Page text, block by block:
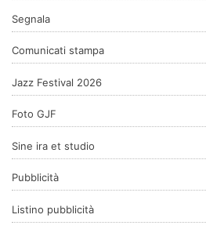
Segnala
Comunicati stampa
Jazz Festival 2026
Foto GJF
Sine ira et studio
Pubblicità
Listino pubblicità